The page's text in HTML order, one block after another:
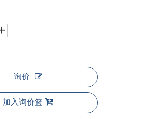
询价
加入询价篮